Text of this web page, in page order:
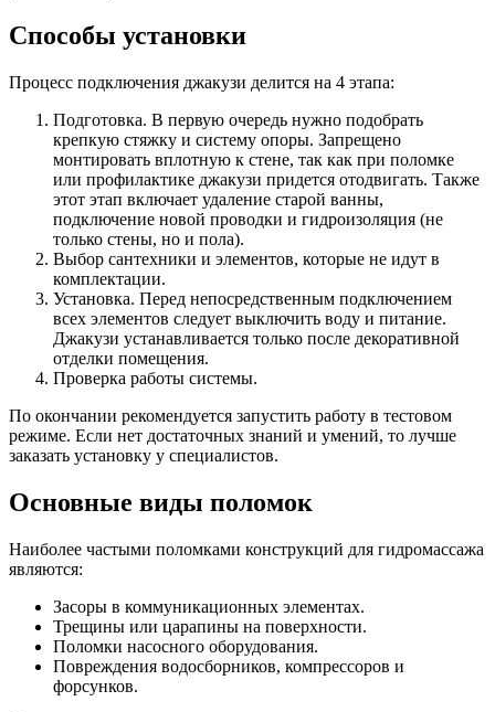
Способы установки
Процесс подключения джакузи делится на 4 этапа:
Подготовка. В первую очередь нужно подобрать
крепкую стяжку и систему опоры. Запрещено
монтировать вплотную к стене, так как при поломке
или профилактике джакузи придется отодвигать. Также
этот этап включает удаление старой ванны,
подключение новой проводки и гидроизоляция (не
только стены, но и пола).
Выбор сантехники и элементов, которые не идут в
комплектации.
Установка. Перед непосредственным подключением
всех элементов следует выключить воду и питание.
Джакузи устанавливается только после декоративной
отделки помещения.
Проверка работы системы.
По окончании рекомендуется запустить работу в тестовом
режиме. Если нет достаточных знаний и умений, то лучше
заказать установку у специалистов.
Основные виды поломок
Наиболее частыми поломками конструкций для гидромассажа
являются:
Засоры в коммуникационных элементах.
Трещины или царапины на поверхности.
Поломки насосного оборудования.
Повреждения водосборников, компрессоров и
форсунков.